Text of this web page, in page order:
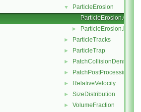
▼
ParticleErosion
ParticleErosion.C
► ParticleErosion.H
► ParticleTracks
► ParticleTrap
► PatchCollisionDensity
► PatchPostProcessing
► RelativeVelocity
► SizeDistribution
► VolumeFraction